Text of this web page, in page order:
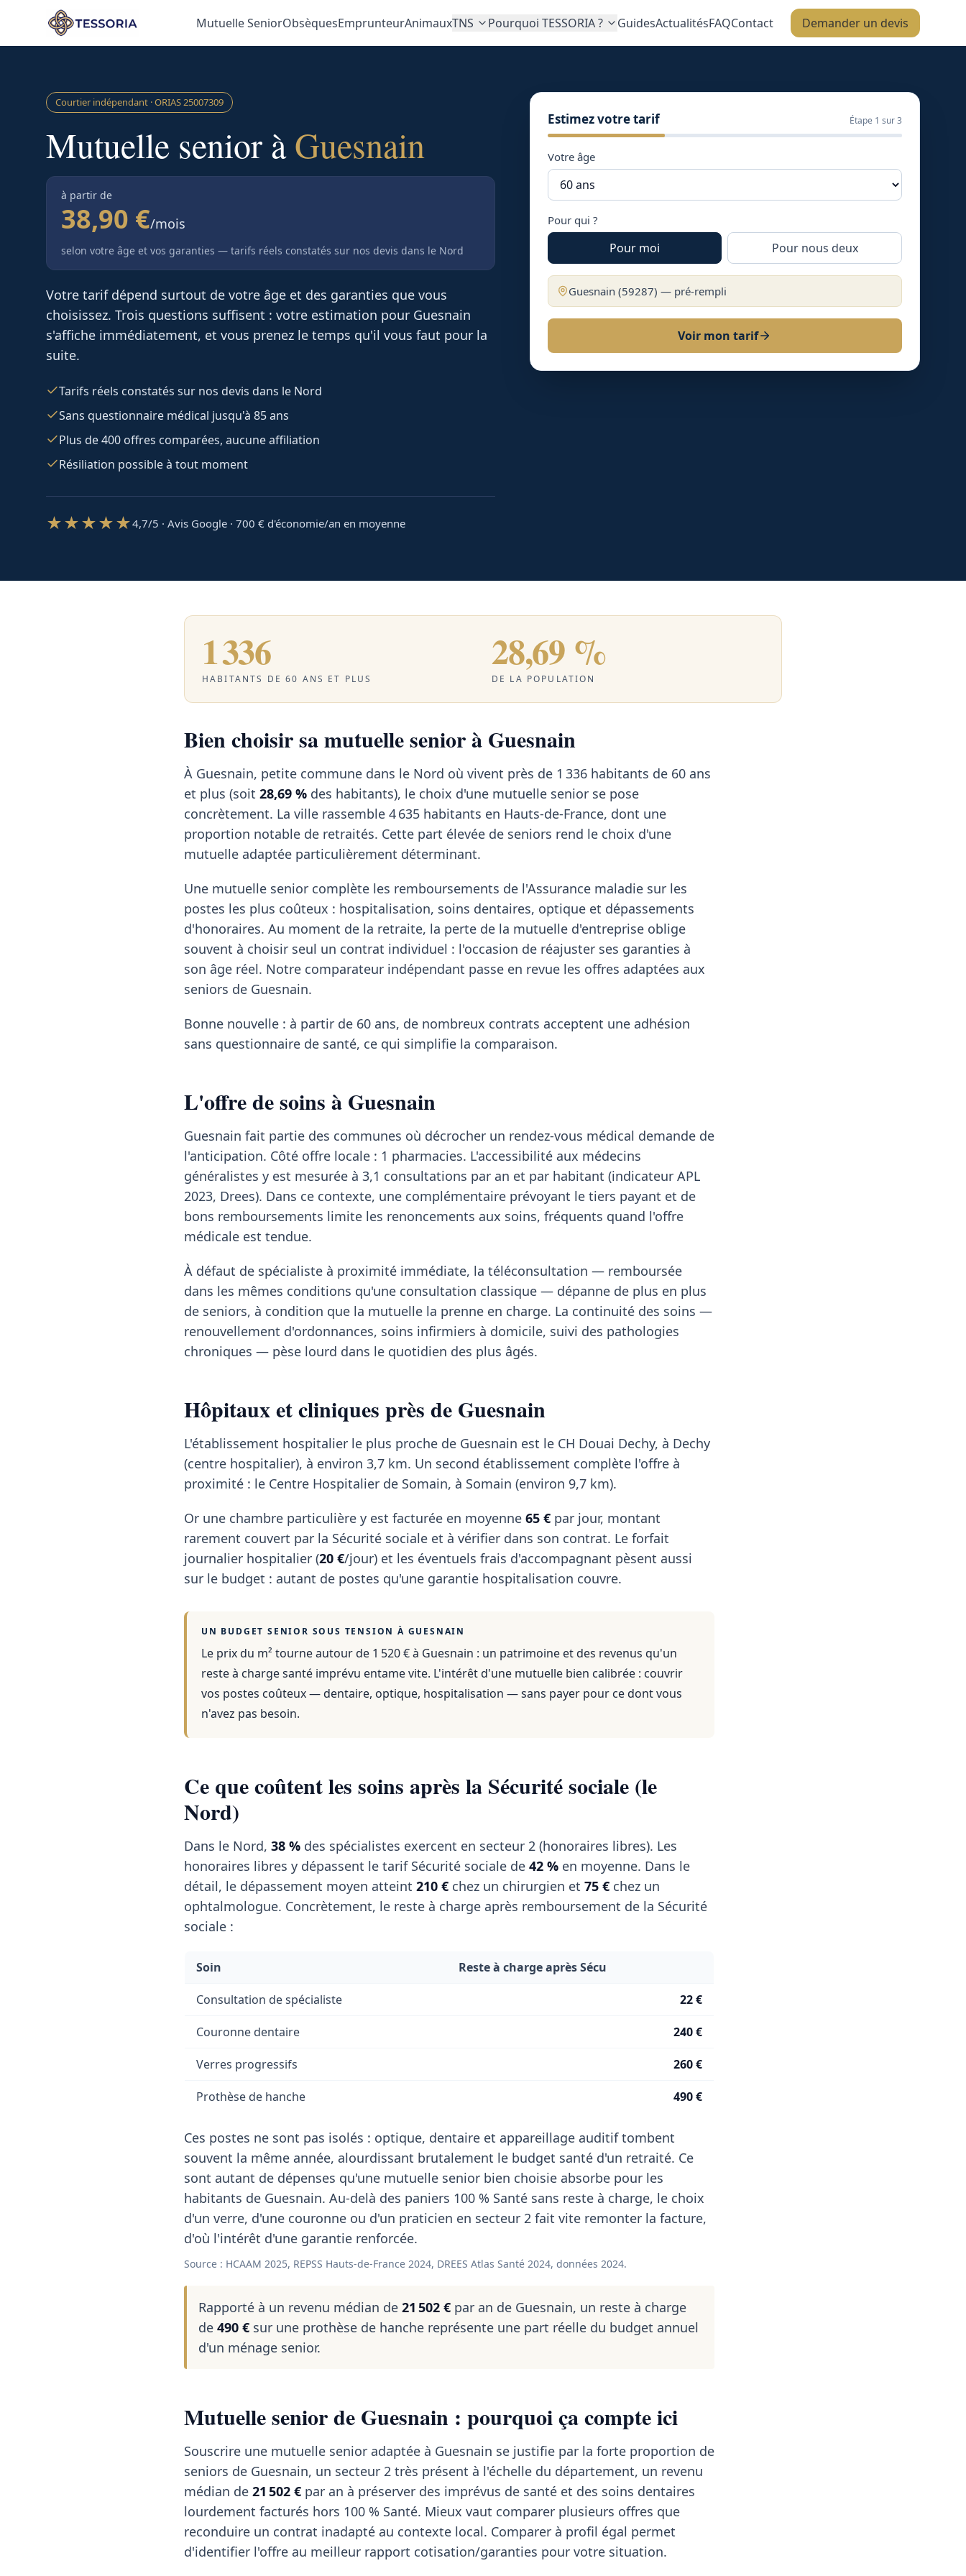
Aller au contenu principal
Mutuelle SeniorObsèquesEmprunteurAnimauxTNS Pourquoi TESSORIA ? GuidesActualitésFAQContact Demander un devis
Courtier indépendant · ORIAS25007309
Mutuelle senior àGuesnain
à partir de
38,90 €/mois
selon votre âge et vos garanties — tarifs réels constatés sur nos devis dans le Nord
Votre tarif dépend surtout de votre âge et des garanties que vous
choisissez. Trois questions suffisent : votre estimation pour Guesnain
s'affiche immédiatement, et vous prenez le temps qu'il vous faut pour la
suite.
Tarifs réels constatés sur nos devis dans le Nord
Sans questionnaire médical jusqu'à 85 ans
Plus de 400 offres comparées, aucune affiliation
Résiliation possible à tout moment
★★★★★4,7/5 · Avis Google · 700 € d'économie/an en moyenne
Estimez votre tarif Étape 1 sur 3
Votre âge
Pour qui ?
Pour moi Pour nous deux
Guesnain (59287) — pré-rempli
Voir mon tarif
1 336
HABITANTS DE 60 ANS ET PLUS
28,69 %
DE LA POPULATION
Bien choisir sa mutuelle senior à Guesnain
À Guesnain, petite commune dans le Nord où vivent près de 1 336 habitants de 60 ans
et plus (soit 28,69 % des habitants), le choix d'une mutuelle senior se pose
concrètement. La ville rassemble 4 635 habitants en Hauts-de-France, dont une
proportion notable de retraités. Cette part élevée de seniors rend le choix d'une
mutuelle adaptée particulièrement déterminant.
Une mutuelle senior complète les remboursements de l'Assurance maladie sur les
postes les plus coûteux : hospitalisation, soins dentaires, optique et dépassements
d'honoraires. Au moment de la retraite, la perte de la mutuelle d'entreprise oblige
souvent à choisir seul un contrat individuel : l'occasion de réajuster ses garanties à
son âge réel. Notre comparateur indépendant passe en revue les offres adaptées aux
seniors de Guesnain.
Bonne nouvelle : à partir de 60 ans, de nombreux contrats acceptent une adhésion
sans questionnaire de santé, ce qui simplifie la comparaison.
L'offre de soins à Guesnain
Guesnain fait partie des communes où décrocher un rendez-vous médical demande de
l'anticipation. Côté offre locale : 1 pharmacies. L'accessibilité aux médecins
généralistes y est mesurée à 3,1 consultations par an et par habitant (indicateur APL
2023, Drees). Dans ce contexte, une complémentaire prévoyant le tiers payant et de
bons remboursements limite les renoncements aux soins, fréquents quand l'offre
médicale est tendue.
À défaut de spécialiste à proximité immédiate, la téléconsultation — remboursée
dans les mêmes conditions qu'une consultation classique — dépanne de plus en plus
de seniors, à condition que la mutuelle la prenne en charge. La continuité des soins —
renouvellement d'ordonnances, soins infirmiers à domicile, suivi des pathologies
chroniques — pèse lourd dans le quotidien des plus âgés.
Hôpitaux et cliniques près de Guesnain
L'établissement hospitalier le plus proche de Guesnain est le CH Douai Dechy, à Dechy
(centre hospitalier), à environ 3,7 km. Un second établissement complète l'offre à
proximité : le Centre Hospitalier de Somain, à Somain (environ 9,7 km).
Or une chambre particulière y est facturée en moyenne 65 € par jour, montant
rarement couvert par la Sécurité sociale et à vérifier dans son contrat. Le forfait
journalier hospitalier (20 €/jour) et les éventuels frais d'accompagnant pèsent aussi
sur le budget : autant de postes qu'une garantie hospitalisation couvre.
UN BUDGET SENIOR SOUS TENSION À GUESNAIN
Le prix du m² tourne autour de 1 520 €à Guesnain : un patrimoine et des revenus qu'un
reste à charge santé imprévu entame vite. L'intérêt d'une mutuelle bien calibrée : couvrir
vos postes coûteux — dentaire, optique, hospitalisation — sans payer pour ce dont vous
n'avez pas besoin.
Ce que coûtent les soins après la Sécurité sociale (le
Nord)
Dans le Nord, 38 % des spécialistes exercent en secteur 2 (honoraires libres). Les
honoraires libres y dépassent le tarif Sécurité sociale de 42 % en moyenne. Dans le
détail, le dépassement moyen atteint 210 € chez un chirurgien et 75 € chez un
ophtalmologue. Concrètement, le reste à charge après remboursement de la Sécurité
sociale :
Soin Reste à charge après Sécu
Consultation de spécialiste 22 €
Couronne dentaire 240 €
Verres progressifs 260 €
Prothèse de hanche 490 €
Ces postes ne sont pas isolés : optique, dentaire et appareillage auditif tombent
souvent la même année, alourdissant brutalement le budget santé d'un retraité. Ce
sont autant de dépenses qu'une mutuelle senior bien choisie absorbe pour les
habitants de Guesnain. Au-delà des paniers 100 % Santé sans reste à charge, le choix
d'un verre, d'une couronne ou d'un praticien en secteur 2 fait vite remonter la facture,
d'où l'intérêt d'une garantie renforcée.
Source : HCAAM 2025, REPSS Hauts-de-France 2024, DREES Atlas Santé 2024, données 2024.
Rapporté à un revenu médian de 21 502 € par an de Guesnain, un reste à charge
de 490 € sur une prothèse de hanche représente une part réelle du budget annuel
d'un ménage senior.
Mutuelle senior de Guesnain : pourquoi ça compte ici
Souscrire une mutuelle senior adaptée à Guesnain se justifie par la forte proportion de
seniors de Guesnain, un secteur 2 très présent à l'échelle du département, un revenu
médian de 21 502 € par an à préserver des imprévus de santé et des soins dentaires
lourdement facturés hors 100 % Santé. Mieux vaut comparer plusieurs offres que
reconduire un contrat inadapté au contexte local. Comparer à profil égal permet
d'identifier l'offre au meilleur rapport cotisation/garanties pour votre situation.